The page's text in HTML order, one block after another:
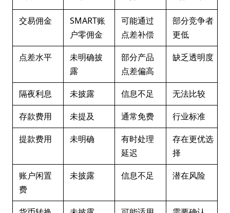
交易佣金
SMART账
户零佣金
可能通过
点差补偿
部分竞争者
更低
点差水平
未明确披
露
部分产品
点差偏高
缺乏透明度
隔夜利息 未披露 信息不足
无法比较
存款费用
未提及 通常免费
行业标准
提款费用
未明确
有时处理
延迟
存在更优选
择
账户闲置
费
未披露 信息不足 潜在风险